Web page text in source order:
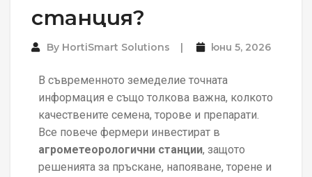
станция?
By HortiSmart Solutions юни 5, 2026
В съвременното земеделие точната
информация е също толкова важна, колкото
качествените семена, торове и препарати.
Все повече фермери инвестират в
агрометеорологични станции, защото
решенията за пръскане, напояване, торене и